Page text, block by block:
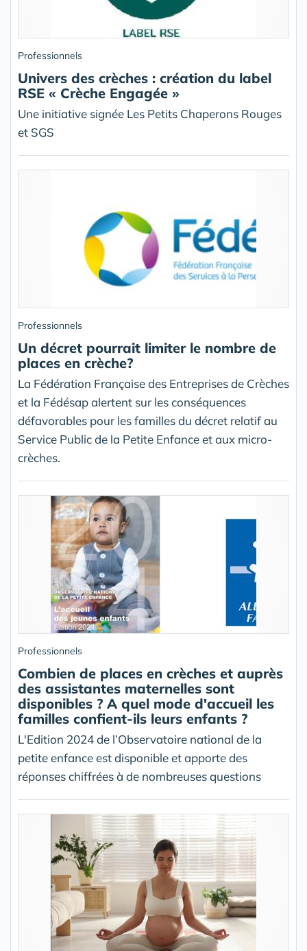
Professionnels
Univers des crèches : création du label
RSE « Crèche Engagée »
Une initiative signée Les Petits Chaperons Rouges
et SGS
Professionnels
Un décret pourrait limiter le nombre de
places en crèche?
La Fédération Française des Entreprises de Crèches
et la Fédésap alertent sur les conséquences
défavorables pour les familles du décret relatif au
Service Public de la Petite Enfance et aux micro-
crèches.
Professionnels
Combien de places en crèches et auprès
des assistantes maternelles sont
disponibles ? A quel mode d'accueil les
familles confient-ils leurs enfants ?
L'Edition 2024 de l’Observatoire national de la
petite enfance est disponible et apporte des
réponses chiffrées à de nombreuses questions